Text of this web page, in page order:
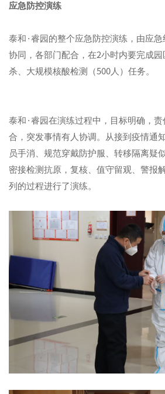
应急防控演练
泰和 · 睿园的整个应急防控演练，由应
协同，各部门配合，在2小时内要完成
杀、大规模核酸检测（ 500 人）任务。
泰和 · 睿园在演练过程中，目标明确，
合，突发事情有人协调。从接到疫情通
员手消、规范穿戴防护服、转移隔离疑
密接检测抗原，复核、值守留观、警报
列的过程进行了演练。